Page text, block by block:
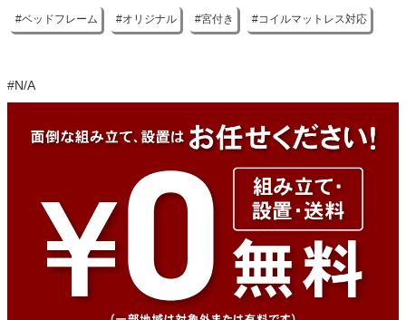
レスをご使用ください
ベッドフレーム オリジナル 宮付き コイルマットレス対応
#N/A